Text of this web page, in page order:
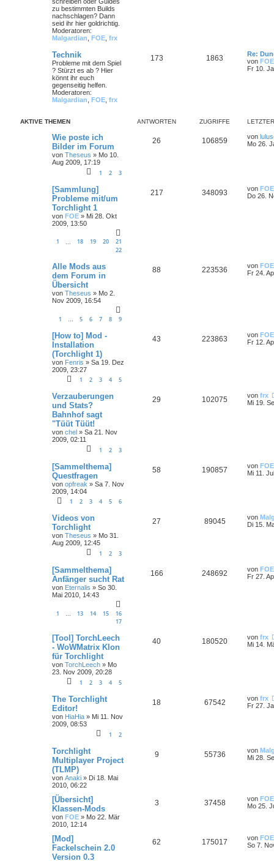
zu bestimmten Builds
nachschlagen? Dann
seid ihr hier goldrichtig.
Moderatoren:
Malgardian FOE frx
Technik
Probleme mit dem Spiel
? Stürzt es ab ? Hier
könnt ihr euch
gegenseitig helfen.
Moderatoren:
Malgardian FOE frx
173 1863
Re:
von FOE
Fr 10.
AKTIVE THEMEN ANTWORTEN ZUGRIFFE
Wie poste ich
Bilder im Forum
von Theseus » Mo 10.
Aug 2009, 17:19
1 2 3
26 106859 von
Mo 26.
[Sammlung]
Probleme mit/um
Torchlight 1
von FOE » Mi 28. Okt
2009, 13:50
1 18 19 20
21
22
217 348093 von FOE
Do 26.
Alle Mods aus
dem Forum in
Übersicht
von Theseus » Mo 2.
Nov 2009, 16:54
1 … 5 6 7 8 9
88 223536 von FOE
Fr 24.
[How to] Mod -
Installation
(Torchlight 1)
von Fenris » Sa 19. Dez
2009, 23:27
1 2 3 4 5
43 223863 von FOE
Fr 12.
Verzauberungen
und Stats?
Bahnhof sagt
"Tüüt Tüüt!
von chel » Sa 21. Nov
2009, 02:11
1 2 3
29 102075 von frx
Mi 19.
[Sammelthema]
Questfragen
von opfreak » Sa 7. Nov
2009, 14:04
1 2 3 4 5 6
58 190857 von FOE
Mi 11.
Videos von
Torchlight
von Theseus » Mo 31.
Aug 2009, 12:45
1 2 3
27 89045 von
Di 15.
[Sammelthema]
Anfänger sucht Rat
von Eternalis » So 30.
Mai 2010, 14:43
1 … 13 14 15
16
17
166 248692 von FOE
Fr 27.
[Tool] TorchLeech
- WoWMatrix Klon
für Torchlight
von TorchLeech » Mo
23. Nov 2009, 20:28
1 2 3 4 5
40 180520 von frx
Mi 14.
The Torchlight
Editor!
von HiaHia » Mi 11. Nov
2009, 08:53
1 2
18 67542 von frx
Fr 27.
Torchlight
Multiplayer Project
(TLMP)
von Anaki » Di 18. Mai
2010, 06:22
9 55736 von
Mi 28.
[Übersicht]
Klassen-Mods
von FOE » Mo 22. Mär
2010, 12:14
3 37458 von FOE
Mo 25.
[Mod]
Fackelschein 2.0
Version 0.3
62 175017 von FOE
So 7.